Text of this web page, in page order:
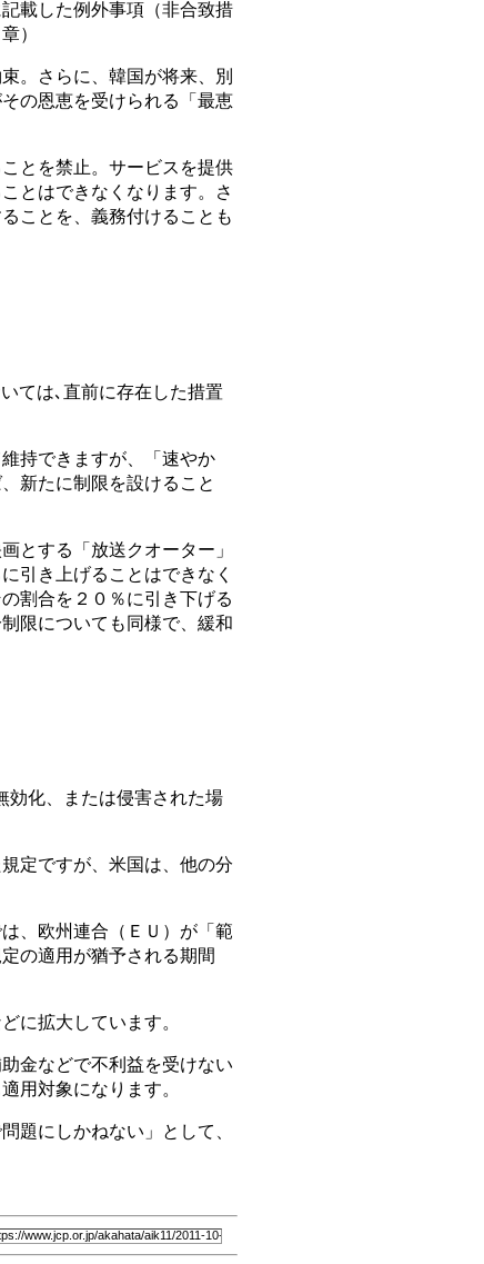
載した例外事項（非合致措
）
。さらに、韓国が将来、別
の恩恵を受けられる「最恵
とを禁止。サービスを提供
とはできなくなります。さ
ことを、義務付けることも
ては､直前に存在した措置
持できますが、「速やか
新たに制限を設けること
とする「放送クオーター」
引き上げることはできなく
割合を２０％に引き下げる
限についても同様で、緩和
効化、または侵害された場
定ですが、米国は、他の分
、欧州連合（ＥＵ）が「範
の適用が猶予される期間
に拡大しています。
金などで不利益を受けない
用対象になります。
題にしかねない」として、